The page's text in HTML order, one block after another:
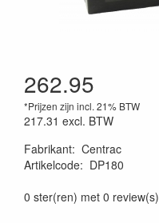
262.95
*Prijzen zijn incl. 21% BTW
217.31 excl. BTW
Fabrikant: Centrac
Artikelcode: DP180
0 ster(ren) met 0 review(s)